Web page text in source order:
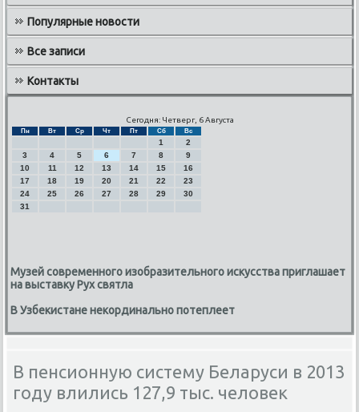
Популярные новости
Все записи
Контакты
Сегодня: Четверг, 6 Августа
Пн Вт Ср Чт Пт Сб Вс
1
2
3
4 5 6 7 8
9
10
11 12 13 14 15
16
17
18 19 20 21 22
23
24
25 26 27 28 29
30
31
Музей современного изобразительного искусства приглашает
на выставку Рух святла
В Узбекистане некординально потеплеет
В пенсионную систему Беларуси в 2013
году влились 127,9 тыс. человек